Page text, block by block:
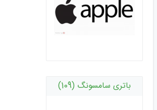
باتری سامسونگ (109)